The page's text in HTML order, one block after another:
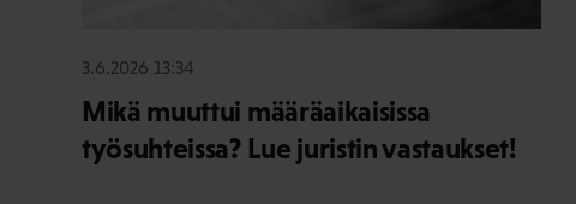
3.6.2026 13:34
Mikä muuttui määräaikaisissa
työsuhteissa? Lue juristin vastaukset!